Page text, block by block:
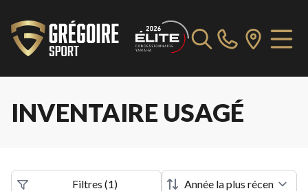
INVENTAIRE USAGÉ
Filtres (1)